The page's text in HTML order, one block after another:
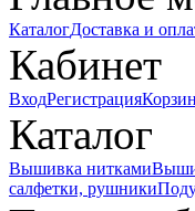
КаталогДоставка и
Кабинет
ВходРегистрация
Каталог
Вышивка нитками
салфетки, рушники